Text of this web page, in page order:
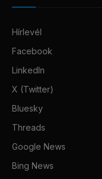
Hírlevél
Facebook
LinkedIn
X (Twitter)
Bluesky
Threads
Google News
Bing News